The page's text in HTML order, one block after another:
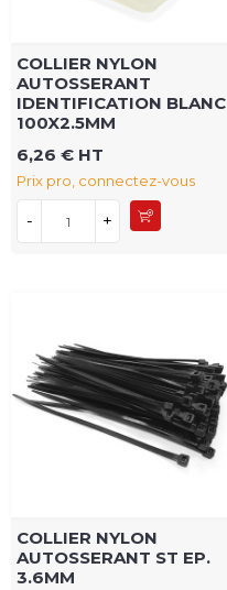
COLLIER NYLON
AUTOSSERANT
IDENTIFICATION BLANC
100X2.5MM
6,26 € HT
Prix pro, connectez-vous
- +
COLLIER NYLON
AUTOSSERANT ST EP.
3.6MM